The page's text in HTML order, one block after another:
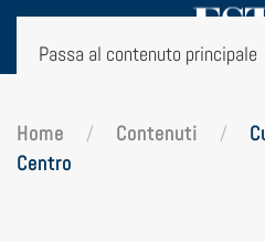
Passa al contenuto principale
Home Contenuti
Centro